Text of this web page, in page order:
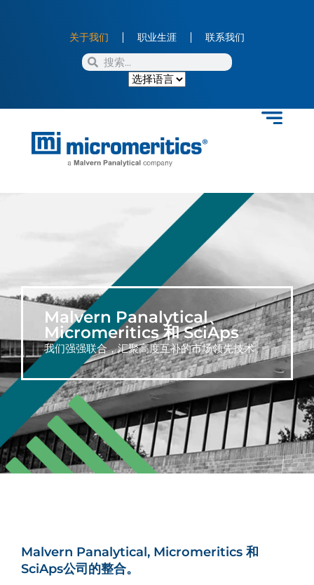
关于我们 职业生涯 联系我们
Malvern Panalytical、
Micromeritics 和 SciAps
我们强强联合，汇聚高度互补的市场领先技术。
Malvern Panalytical, Micromeritics 和
SciAps公司的整合。